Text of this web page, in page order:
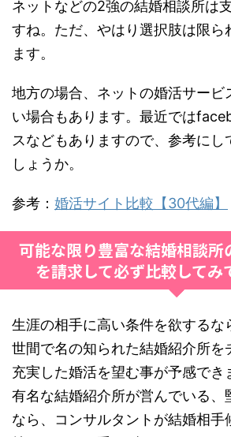
ネットなどの2強の結婚相談所は
すね。ただ、やはり選択肢は限ら
ます。
地方の場合、ネットの婚活サービ
い場合もあります。最近では
スなどもありますので、参考にし
しょうか。
参考： 婚活サイト比較【30代編】
可能な限り豊富な結婚相談所
を請求して必ず比較してみ
生涯の相手に高い条件を欲するな
世間で名の知られた結婚紹介所を
充実した婚活を望む事が予感でき
有名な結婚紹介所が営んでいる、
なら、コンサルタントが結婚相手